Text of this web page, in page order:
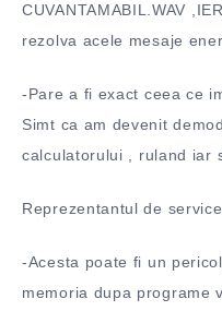
CUVANTAMABIL.WAV
rezolva acele mesaje
-Pare a fi exact ceea ce
Simt ca am devenit
calculatorului , ruland iar
Reprezentantul de
-Acesta poate fi un
memoria dupa programe